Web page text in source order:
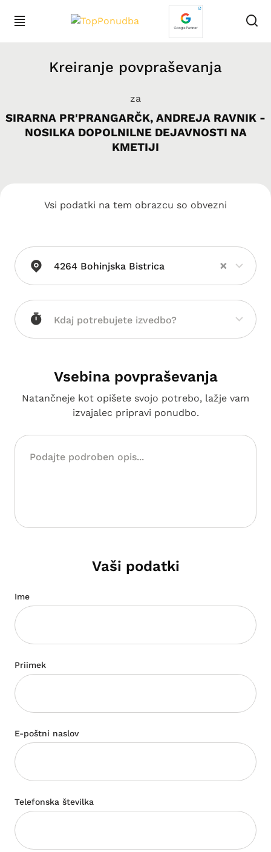
Kreiranje povpraševanja
za
SIRARNA PR'PRANGARČK, ANDREJA RAVNIK -
NOSILKA DOPOLNILNE DEJAVNOSTI NA
KMETIJI
Vsi podatki na tem obrazcu so obvezni
4264 Bohinjska Bistrica ×
Vsebina povpraševanja
Natančneje kot opišete svojo potrebo, lažje vam
izvajalec pripravi ponudbo.
Vaši podatki
Ime
Priimek
E-poštni naslov
Telefonska številka